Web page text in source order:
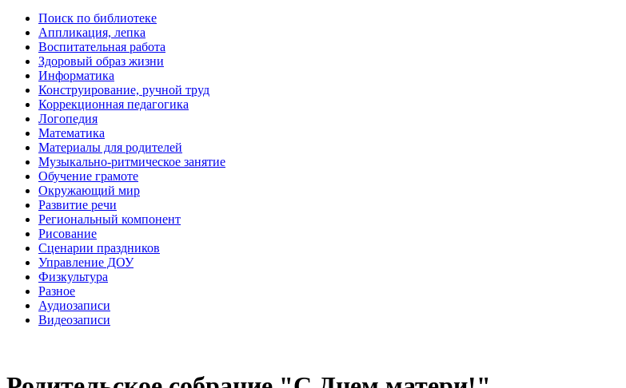
Поиск по библиотеке
Аппликация, лепка
Воспитательная работа
Здоровый образ жизни
Информатика
Конструирование, ручной труд
Коррекционная педагогика
Логопедия
Математика
Материалы для родителей
Музыкально-ритмическое занятие
Обучение грамоте
Окружающий мир
Развитие речи
Региональный компонент
Рисование
Сценарии праздников
Управление ДОУ
Физкультура
Разное
Аудиозаписи
Видеозаписи